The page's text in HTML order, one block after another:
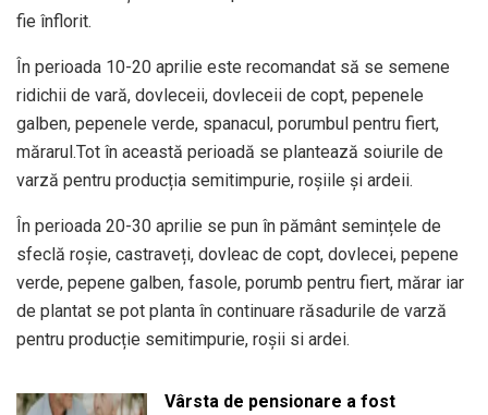
fie înflorit.
În perioada 10-20 aprilie este recomandat să se semene
ridichii de vară, dovleceii, dovleceii de copt, pepenele
galben, pepenele verde, spanacul, porumbul pentru fiert,
mărarul.Tot în această perioadă se plantează soiurile de
varză pentru producția semitimpurie, roșiile și ardeii.
În perioada 20-30 aprilie se pun în pământ semințele de
sfeclă roșie, castraveți, dovleac de copt, dovlecei, pepene
verde, pepene galben, fasole, porumb pentru fiert, mărar iar
de plantat se pot planta în continuare răsadurile de varză
pentru producție semitimpurie, roșii si ardei.
Vârsta de pensionare a fost